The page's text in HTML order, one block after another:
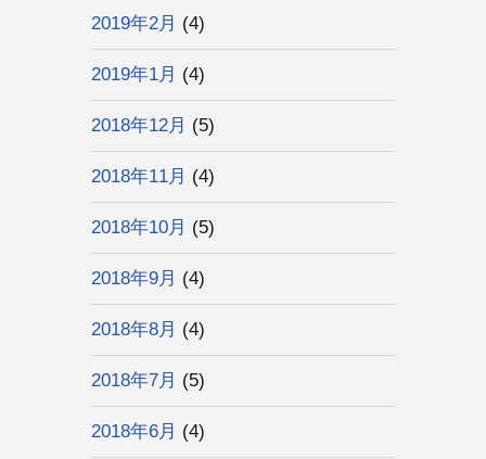
2019年2月 (4)
2019年1月 (4)
2018年12月 (5)
2018年11月 (4)
2018年10月 (5)
2018年9月 (4)
2018年8月 (4)
2018年7月 (5)
2018年6月 (4)